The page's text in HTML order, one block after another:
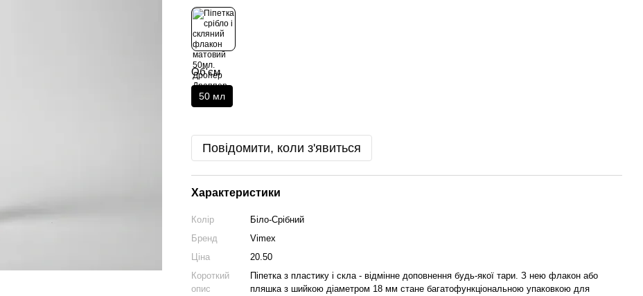
Об'єм
50 мл
Повідомити, коли з'явиться
Характеристики
Колір
Біло-Срібний
Бренд
Vimex
Ціна
20.50
Короткий
опис
Піпетка з пластику і скла - відмінне доповнення будь-якої тари. З нею флакон або
пляшка з шийкою діаметром 18 мм стане багатофункціональною упаковкою для